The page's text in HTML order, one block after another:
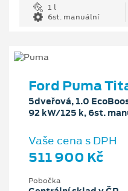
1 l
6st. manuální
Ford Puma
5dveřová, 1.0
92 kW/125 k, 6st.
Vaše cena s DPH
511 900 Kč
Pobočka